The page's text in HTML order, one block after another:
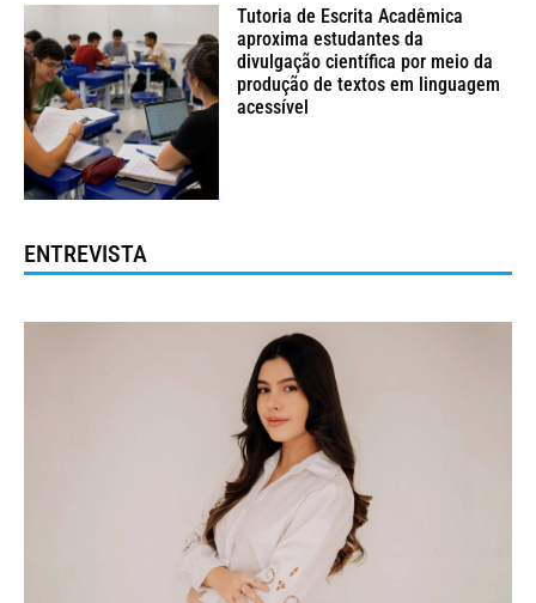
Tutoria de Escrita Acadêmica
aproxima estudantes da
divulgação científica por meio da
produção de textos em linguagem
acessível
ENTREVISTA